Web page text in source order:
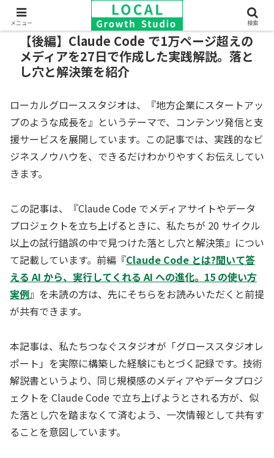
【後編】Claude Code で1万ページ超えの
メディアを27日で作成した実践解説。落と
し穴と解決策を紹介
ローカルグローススタジオは、『地方企業にスタートアッ
プのような成長を』というテーマで、コンテンツ発信と支
援サービスを展開しています。この記事では、実践的なビ
ジネスノウハウを、できるだけわかりやすくお伝えしてい
きます。
この記事は、『Claude Code でメディアサイトやデータ
プロジェクトを立ち上げるときに、私たちが 20 サイクル
以上の試行錯誤の中で見つけた落とし穴と解決策』につい
て記載しています。前編『Claude Code とは?聞いて答
える AI から、実行してくれる AI への進化。15 の使い方
実例』を未読の方は、先にそちらをお読みいただくと前提
が共有できます。
本記事は、私たちつなぐスタジオが「グローススタジオレ
ポート」を実際に構築した経験にもとづく記録です。技術
解説書というより、同じ規模感のメディアやデータプロジ
ェクトを Claude Code で立ち上げようとされる方が、似
た落とし穴を踏まなくて済むよう、一次情報として共有す
ることを意図しています。
メニュー 検索